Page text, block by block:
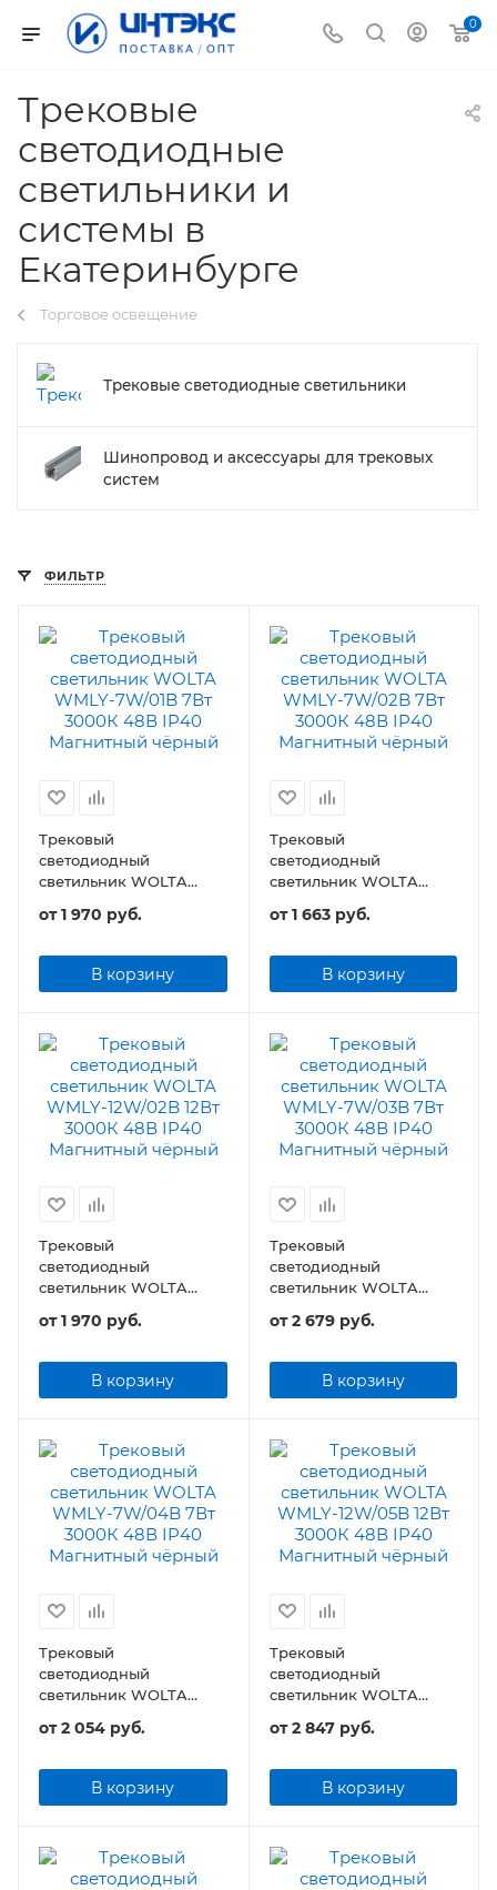
0
Трековые
светодиодные
светильники и
системы в
Екатеринбурге
Торговое освещение
Трековые светодиодные светильники
Шинопровод и аксессуары для трековых
систем
ФИЛЬТР
Трековый
светодиодный
светильник WOLTA
IP40 Магнитный
от1 970 руб.
В корзину
Трековый
светодиодный
светильник WOLTA
IP40 Магнитный
от1 663 руб.
В корзину
Трековый
светодиодный
светильник WOLTA
IP40 Магнитный
от1 970 руб.
В корзину
Трековый
светодиодный
светильник WOLTA
IP40 Магнитный
от2 679 руб.
В корзину
Трековый
светодиодный
светильник WOLTA
IP40 Магнитный
от2 054 руб.
В корзину
Трековый
светодиодный
светильник WOLTA
IP40 Магнитный
от2 847 руб.
В корзину